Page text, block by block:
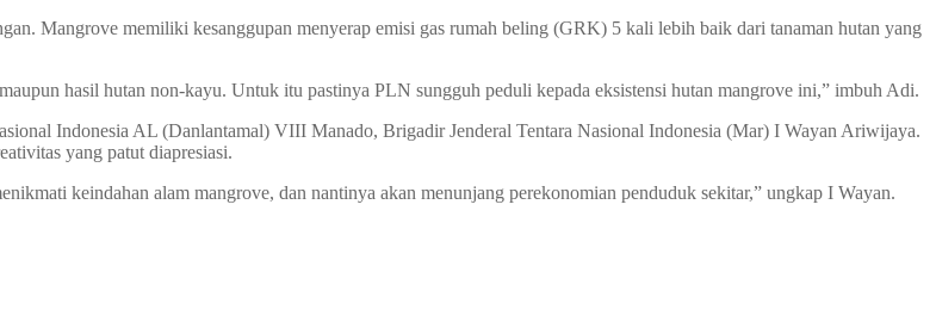
Mangrove memiliki kesanggupan menyerap emisi gas rumah beling (GRK) 5 kali lebih baik dari tanaman hutan yang
hasil hutan non-kayu. Untuk itu pastinya PLN sungguh peduli kepada eksistensi hutan mangrove ini,” imbuh Adi.
Indonesia AL (Danlantamal) VIII Manado, Brigadir Jenderal Tentara Nasional Indonesia (Mar) I Wayan Ariwijaya.
yang patut diapresiasi.
keindahan alam mangrove, dan nantinya akan menunjang perekonomian penduduk sekitar,” ungkap I Wayan.